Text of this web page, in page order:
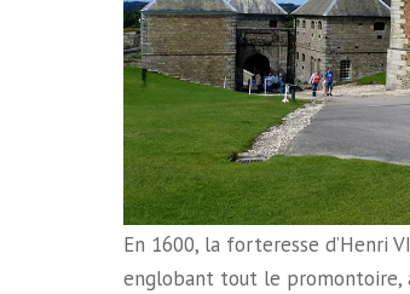
En 1600, la forteresse d’Henri
englobant tout le promontoire,